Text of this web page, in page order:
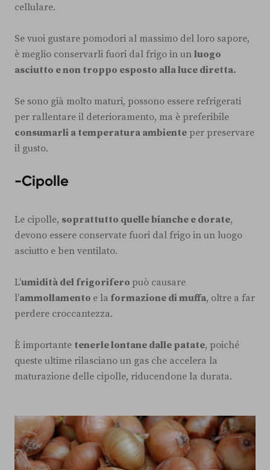
cellulare.
Se vuoi gustare pomodori al massimo del loro sapore,
è meglio conservarli fuori dal frigo in un luogo
asciutto e non troppo esposto alla luce diretta.
Se sono già molto maturi, possono essere refrigerati
per rallentare il deterioramento, ma è preferibile
consumarli a temperatura ambiente per preservare
il gusto.
-Cipolle
Le cipolle, soprattutto quelle bianche e dorate,
devono essere conservate fuori dal frigo in un luogo
asciutto e ben ventilato.
L’umidità del frigorifero può causare
l’ammollamento e la formazione di muffa, oltre a far
perdere croccantezza.
È importante tenerle lontane dalle patate, poiché
queste ultime rilasciano un gas che accelera la
maturazione delle cipolle, riducendone la durata.